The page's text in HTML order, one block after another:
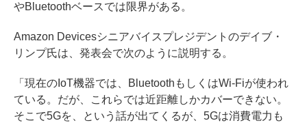
やBluetoothベースでは限界がある。
Amazon Devicesシニアバイスプレジデントのデイブ・
リンプ氏は、発表会で次のように説明する。
「現在のIoT機器では、BluetoothもしくはWi-Fiが使われ
ている。だが、これらでは近距離しかカバーできない。
そこで5Gを、という話が出てくるが、5Gは消費電力も